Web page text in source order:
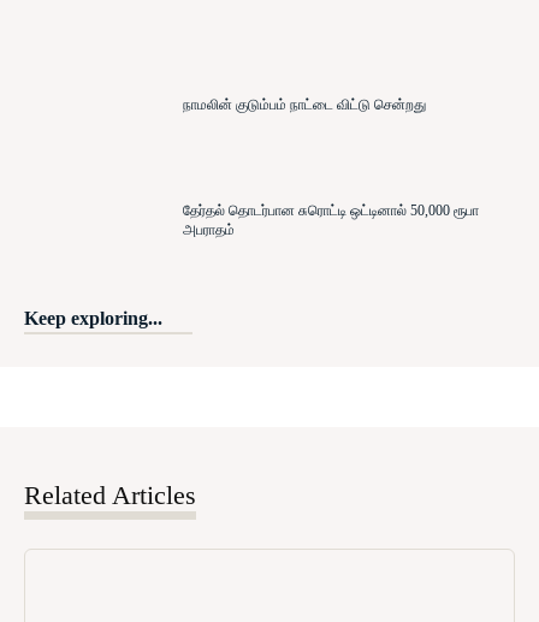
நாமலின் குடும்பம் நாட்டை விட்டு சென்றது
தேர்தல் தொடர்பான சுரொட்டி ஒட்டினால் 50,000 ரூபா
அபராதம்
Keep exploring...
Related Articles